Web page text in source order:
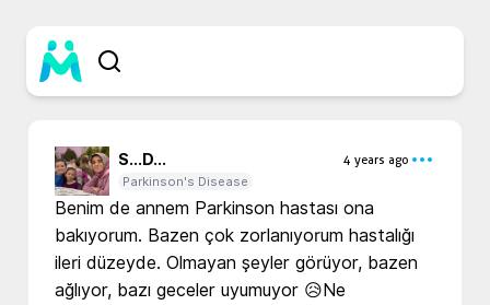
S...D...
4 years ago
Parkinson's Disease
Benim de annem Parkinson hastası ona
bakıyorum. Bazen çok zorlanıyorum hastalığı
ileri düzeyde. Olmayan şeyler görüyor, bazen
ağlıyor, bazı geceler uyumuyor 😥Ne